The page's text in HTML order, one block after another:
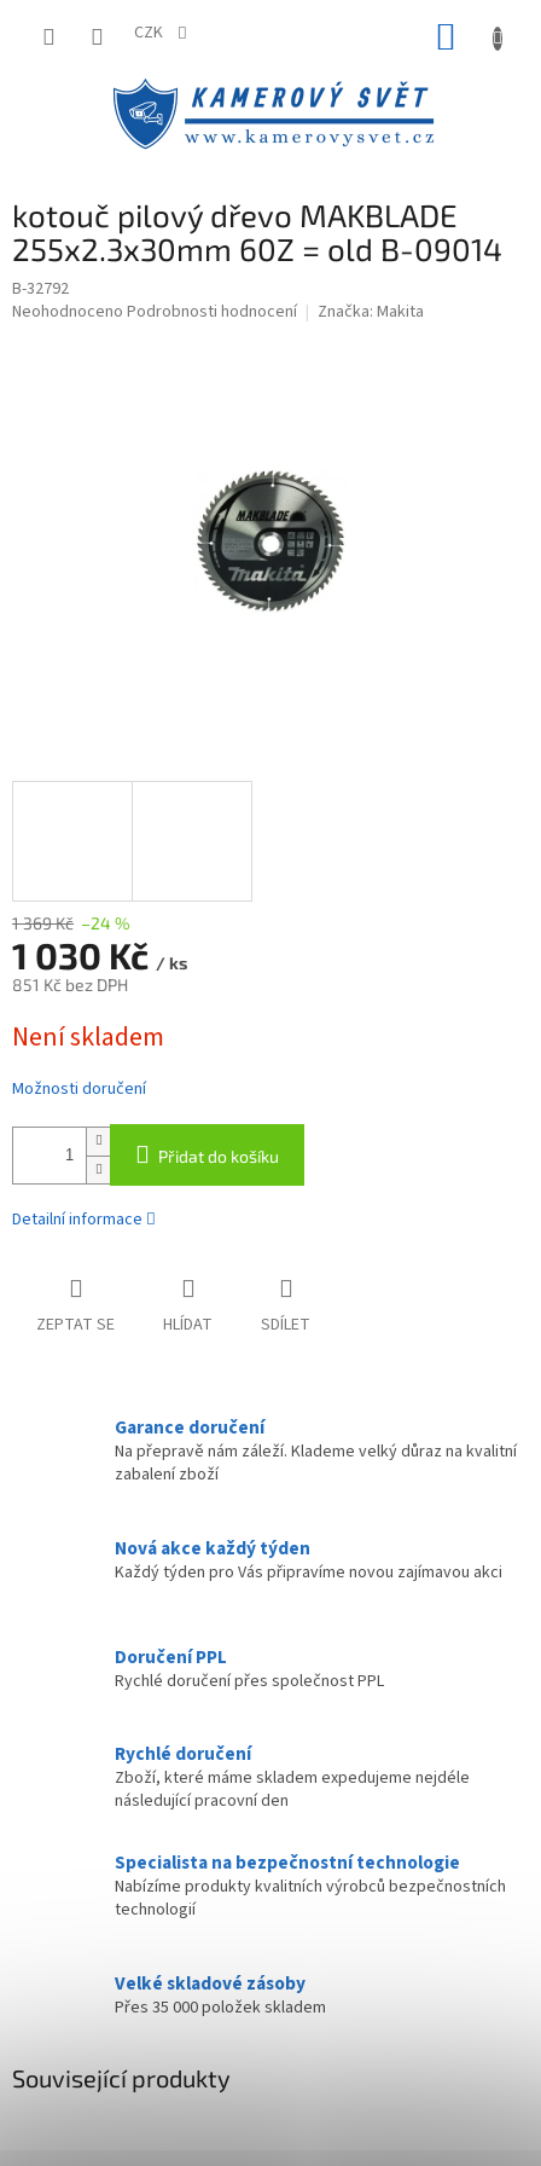
CZK
kotouč pilový dřevo MAKBLADE
255x2.3x30mm 60Z = old B-09014
B-32792
Průměrné
Neohodnoceno Podrobnosti hodnocení Značka: Makita
1 369 Kč –24 %
1 030 Kč / ks
851 Kč bez DPH
cena:
Není skladem
Možnosti doručení
Přidat do košíku
Detailní informace
ZEPTAT SE HLÍDAT SDÍLET
Garance doručení
Na přepravě nám záleží. Klademe velký důraz na kvalitní
zabalení zboží
Nová akce každý týden
Každý týden pro Vás připravíme novou zajímavou akci
Doručení PPL
Rychlé doručení přes společnost PPL
Rychlé doručení
Zboží, které máme skladem expedujeme nejdéle
následující pracovní den
Specialista na bezpečnostní technologie
Nabízíme produkty kvalitních výrobců bezpečnostních
technologií
Velké skladové zásoby
Přes 35 000 položek skladem
Související produkty